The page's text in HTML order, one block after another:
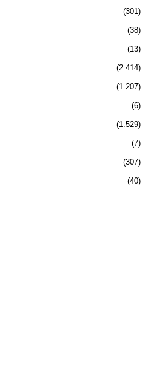
301
38
13
2.414
1.207
6
1.529
7
307
40